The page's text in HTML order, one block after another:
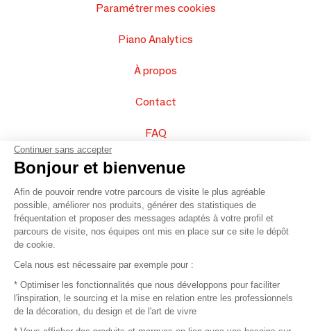
Paramétrer mes cookies
Piano Analytics
À propos
Contact
FAQ
Vendez vos produits
Plan du site
© 2016 –Organisation SAFI
Recrutement
Continuer sans accepter
Bonjour et bienvenue
Afin de pouvoir rendre votre parcours de visite le plus agréable
possible, améliorer nos produits, générer des statistiques de
fréquentation et proposer des messages adaptés à votre profil et
parcours de visite, nos équipes ont mis en place sur ce site le dépôt
de cookie.
Cela nous est nécessaire par exemple pour :
* Optimiser les fonctionnalités que nous développons pour faciliter
l'inspiration, le sourcing et la mise en relation entre les professionnels
de la décoration, du design et de l'art de vivre